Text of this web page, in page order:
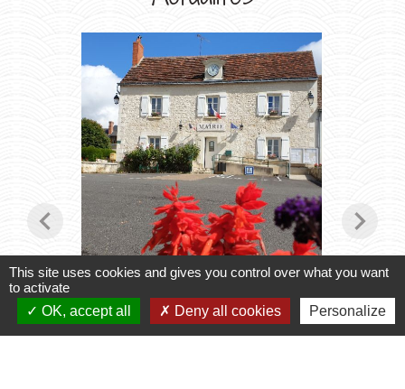
Horaires du Secrétariat
le secrétariat vous accueille
2027
chevron_left chevron_right
This site uses cookies and gives you control over what you want
to activate
OK, accept all
Deny all cookies Personalize